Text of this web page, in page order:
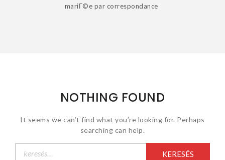
mariГ©e par correspondance
NOTHING FOUND
It seems we can’t find what you’re looking for. Perhaps
searching can help.